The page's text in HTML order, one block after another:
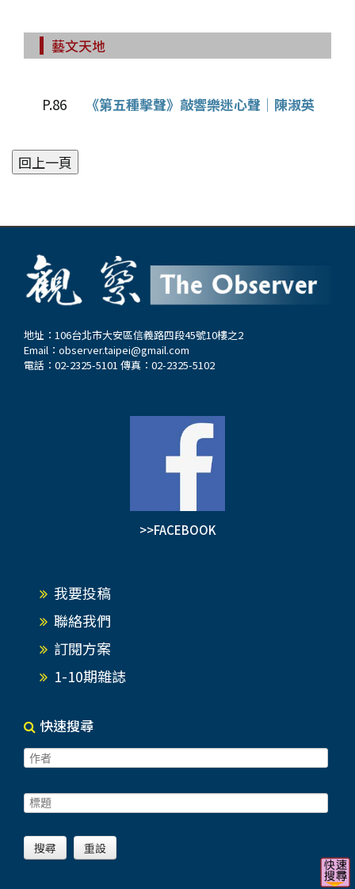
藝文天地
P.86 《第五種擊聲》敲響樂迷心聲│陳淑英
地址：106台北市大安區信義路四段45號10樓之2
Email： observer.taipei@gmail.com
電話：02-2325-5101 傳真：02-2325-5102
>>FACEBOOK
我要投稿
聯絡我們
訂閱方案
1-10期雜誌
快速搜尋